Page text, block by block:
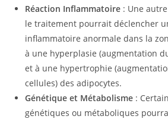
Réaction Inflammatoire : Une
le traitement pourrait déclencher
inflammatoire anormale dans la
à une hyperplasie (augmentation
et à une hypertrophie
cellules) des adipocytes.
Génétique et Métabolisme :
génétiques ou métaboliques